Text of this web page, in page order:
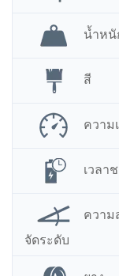
น้ำหนั
สี
ความ
เวลา
ความ
จัดระดับ